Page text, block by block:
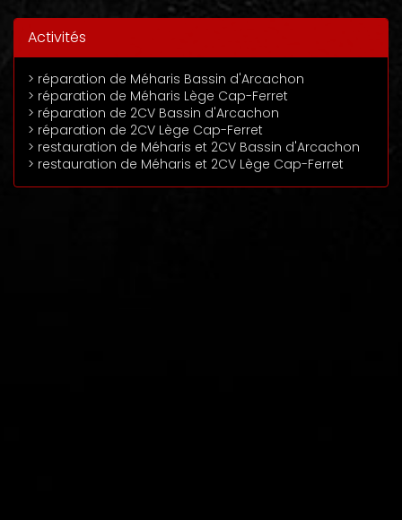
Activités
> réparation de Méharis Bassin d'Arcachon
> réparation de Méharis Lège Cap-Ferret
> réparation de 2CV Bassin d'Arcachon
> réparation de 2CV Lège Cap-Ferret
> restauration de Méharis et 2CV Bassin d'Arcachon
> restauration de Méharis et 2CV Lège Cap-Ferret